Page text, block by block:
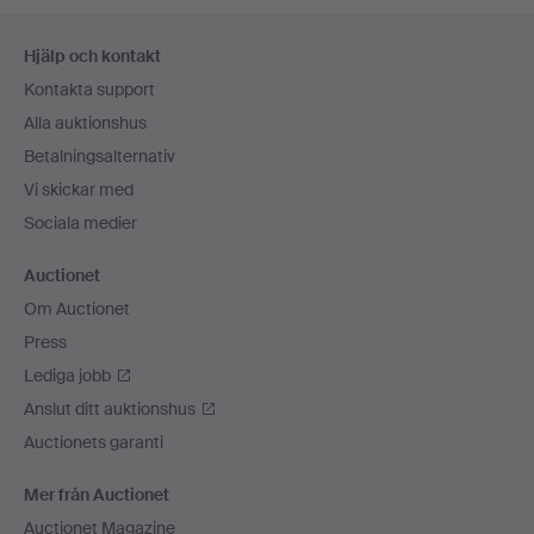
Hjälp och kontakt
Kontakta support
Alla auktionshus
Betalningsalternativ
Vi skickar med
Sociala medier
Auctionet
Om Auctionet
Press
Lediga jobb
Anslut ditt auktionshus
Auctionets garanti
Mer från Auctionet
Auctionet Magazine